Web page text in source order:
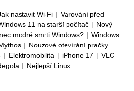
nastavit Wi-Fi | Varování před
11 na starší počítač | Nový
modré smrti Windows? | Windows
| Nouzové otevírání pračky |
| Elektromobilita | iPhone 17 | VLC
| Nejlepší Linux